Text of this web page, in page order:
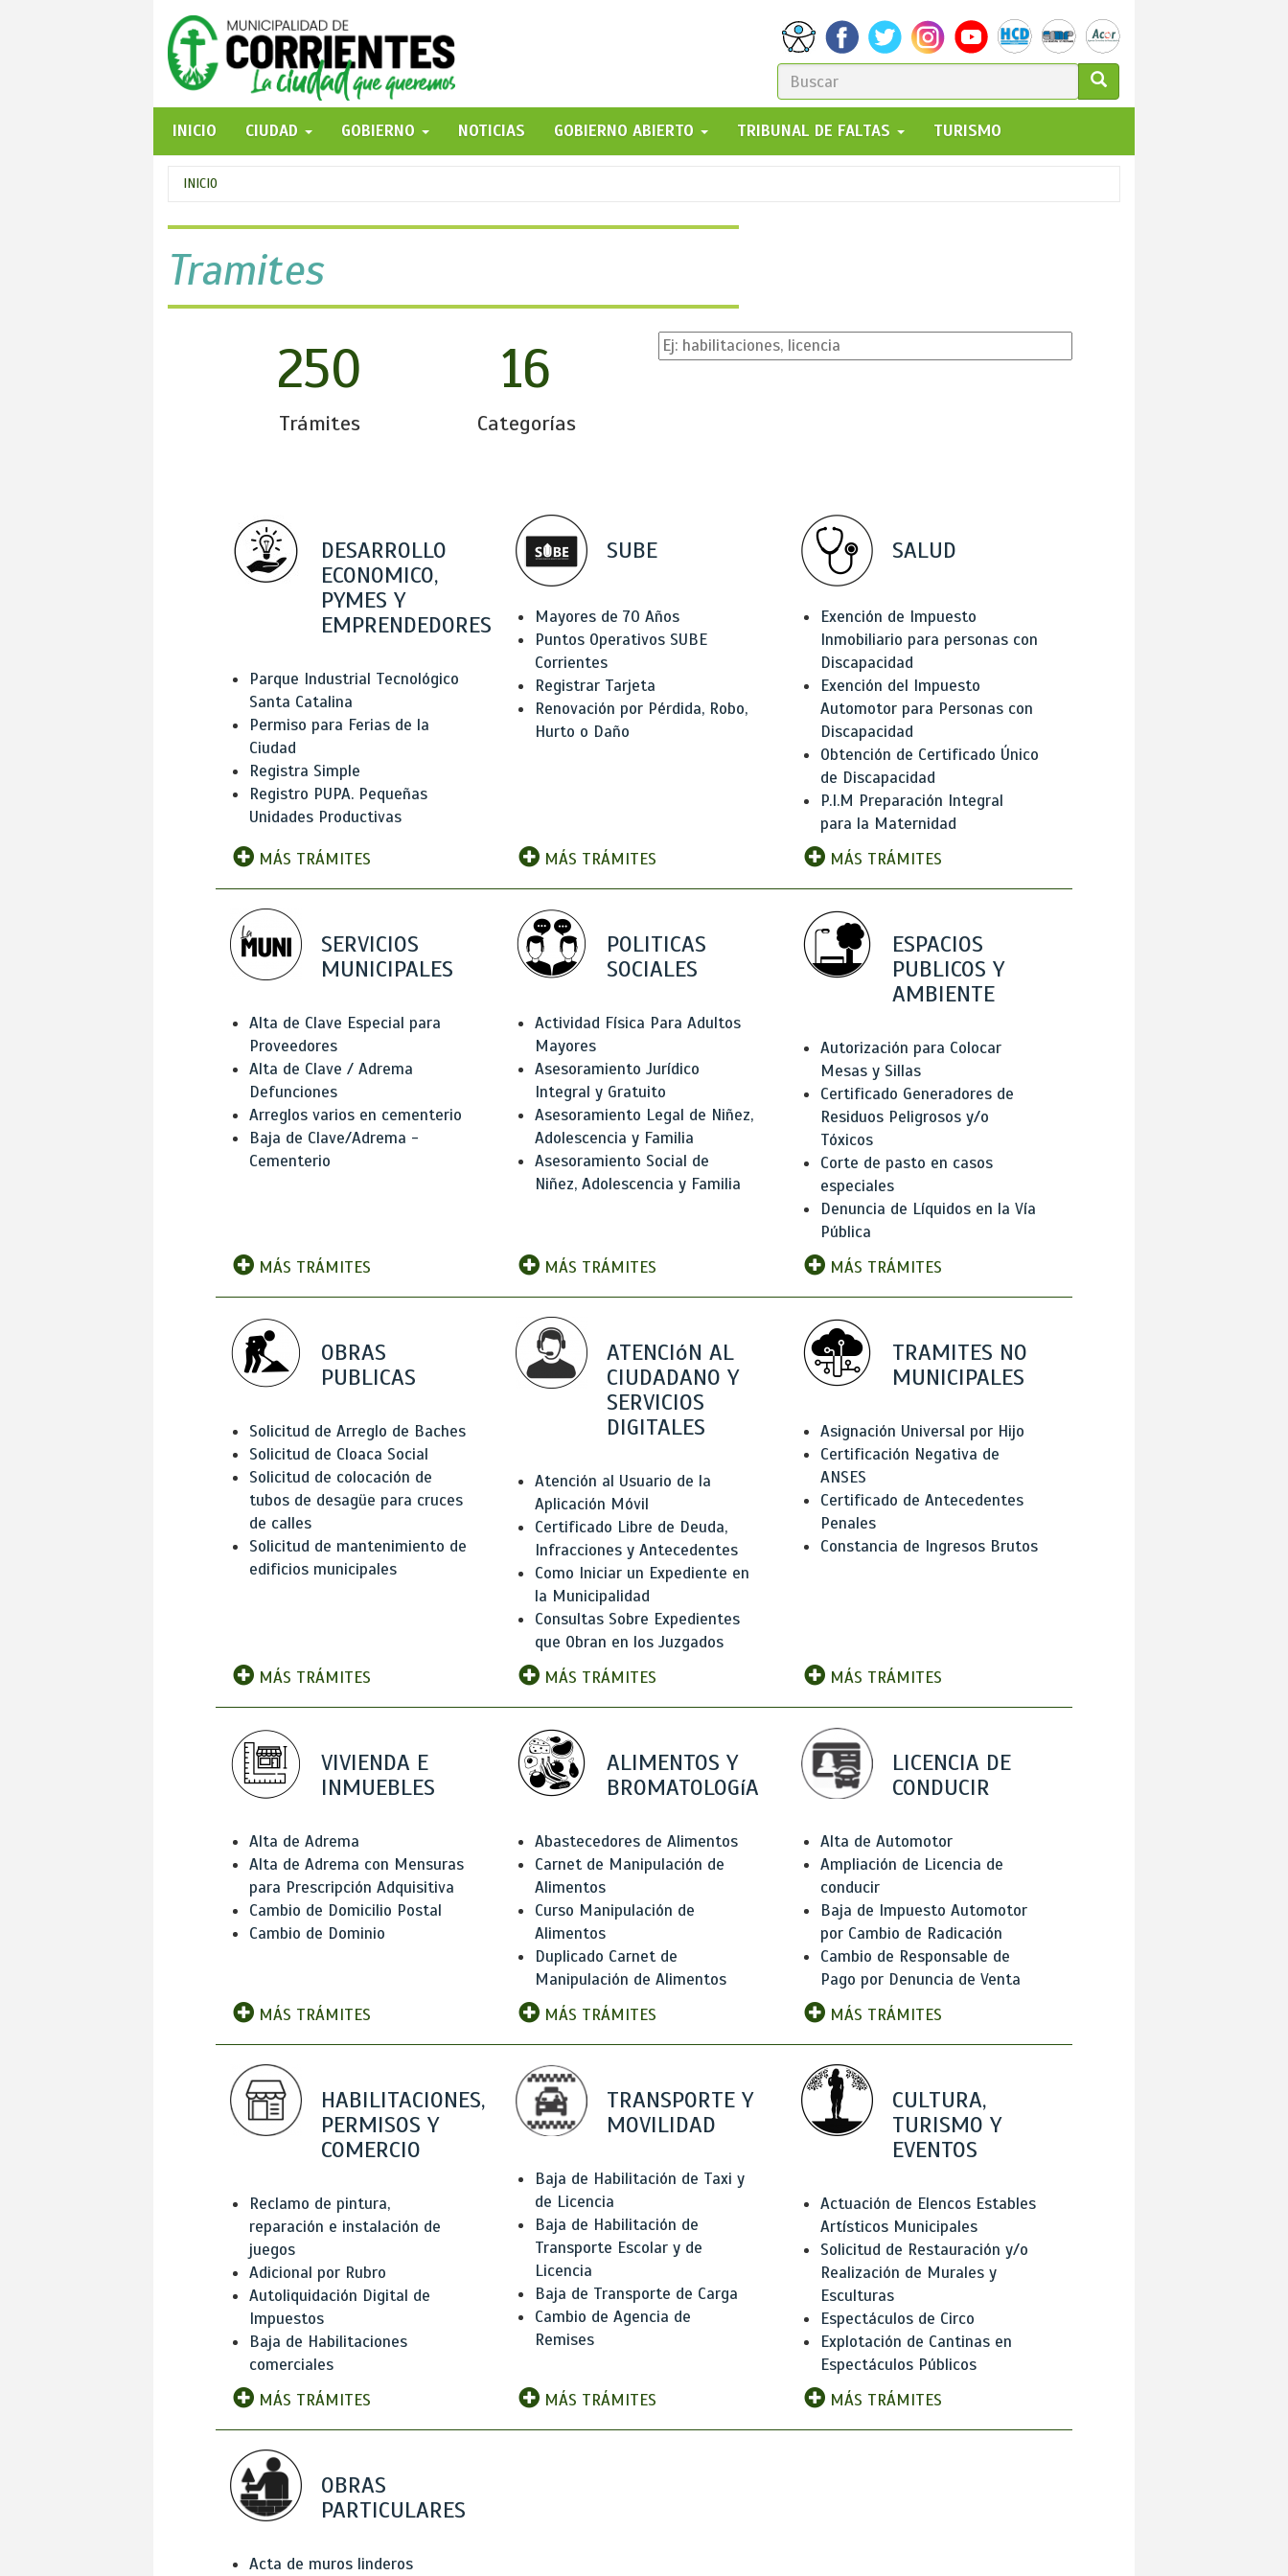
FORMULARIO
DE
BÚSQUEDA
GO!
INICIO
CIUDAD GOBIERNO NOTICIAS GOBIERNO ABIERTO TRIBUNAL DE FALTAS TURISMO
Se
encuentra
usted
aquí
INICIO
Tramites
250
Trámites
16
Categorías
DESARROLLO
ECONOMICO,
PYMES Y
EMPRENDEDORES
Parque Industrial Tecnológico
Santa Catalina
Permiso para Ferias de la
Ciudad
Registra Simple
Registro PUPA. Pequeñas
Unidades Productivas
MÁS TRÁMITES
SUBE
Mayores de 70 Años
Puntos Operativos SUBE
Corrientes
Registrar Tarjeta
Renovación por Pérdida, Robo,
Hurto o Daño
MÁS TRÁMITES
SALUD
Exención de Impuesto
Inmobiliario para personas con
Discapacidad
Exención del Impuesto
Automotor para Personas con
Discapacidad
Obtención de Certificado Único
de Discapacidad
P.I.M Preparación Integral
para la Maternidad
MÁS TRÁMITES
SERVICIOS
MUNICIPALES
Alta de Clave Especial para
Proveedores
Alta de Clave / Adrema
Defunciones
Arreglos varios en cementerio
Baja de Clave/Adrema -
Cementerio
MÁS TRÁMITES
POLITICAS
SOCIALES
Actividad Física Para Adultos
Mayores
Asesoramiento Jurídico
Integral y Gratuito
Asesoramiento Legal de Niñez,
Adolescencia y Familia
Asesoramiento Social de
Niñez, Adolescencia y Familia
MÁS TRÁMITES
ESPACIOS
PUBLICOS Y
AMBIENTE
Autorización para Colocar
Mesas y Sillas
Certificado Generadores de
Residuos Peligrosos y/o
Tóxicos
Corte de pasto en casos
especiales
Denuncia de Líquidos en la Vía
Pública
MÁS TRÁMITES
OBRAS
PUBLICAS
Solicitud de Arreglo de Baches
Solicitud de Cloaca Social
Solicitud de colocación de
tubos de desagüe para cruces
de calles
Solicitud de mantenimiento de
edificios municipales
MÁS TRÁMITES
ATENCIóN AL
CIUDADANO Y
SERVICIOS
DIGITALES
Atención al Usuario de la
Aplicación Móvil
Certificado Libre de Deuda,
Infracciones y Antecedentes
Como Iniciar un Expediente en
la Municipalidad
Consultas Sobre Expedientes
que Obran en los Juzgados
MÁS TRÁMITES
TRAMITES NO
MUNICIPALES
Asignación Universal por Hijo
Certificación Negativa de
ANSES
Certificado de Antecedentes
Penales
Constancia de Ingresos Brutos
MÁS TRÁMITES
VIVIENDA E
INMUEBLES
Alta de Adrema
Alta de Adrema con Mensuras
para Prescripción Adquisitiva
Cambio de Domicilio Postal
Cambio de Dominio
MÁS TRÁMITES
ALIMENTOS Y
BROMATOLOGíA
Abastecedores de Alimentos
Carnet de Manipulación de
Alimentos
Curso Manipulación de
Alimentos
Duplicado Carnet de
Manipulación de Alimentos
MÁS TRÁMITES
LICENCIA DE
CONDUCIR
Alta de Automotor
Ampliación de Licencia de
conducir
Baja de Impuesto Automotor
por Cambio de Radicación
Cambio de Responsable de
Pago por Denuncia de Venta
MÁS TRÁMITES
HABILITACIONES,
PERMISOS Y
COMERCIO
Reclamo de pintura,
reparación e instalación de
juegos
Adicional por Rubro
Autoliquidación Digital de
Impuestos
Baja de Habilitaciones
comerciales
MÁS TRÁMITES
TRANSPORTE Y
MOVILIDAD
Baja de Habilitación de Taxi y
de Licencia
Baja de Habilitación de
Transporte Escolar y de
Licencia
Baja de Transporte de Carga
Cambio de Agencia de
Remises
MÁS TRÁMITES
CULTURA,
TURISMO Y
EVENTOS
Actuación de Elencos Estables
Artísticos Municipales
Solicitud de Restauración y/o
Realización de Murales y
Esculturas
Espectáculos de Circo
Explotación de Cantinas en
Espectáculos Públicos
MÁS TRÁMITES
OBRAS
PARTICULARES
Acta de muros linderos